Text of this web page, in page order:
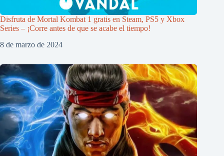
Disfruta de Mortal Kombat 1 gratis en Steam, PS5 y Xbox
Series – ¡Corre antes de que se acabe el tiempo!
8 de marzo de 2024